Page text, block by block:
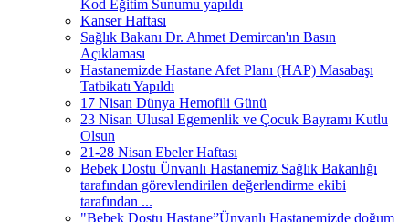
Kod Eğitim Sunumu yapıldı
Kanser Haftası
Sağlık Bakanı Dr. Ahmet Demircan'ın Basın
Açıklaması
Hastanemizde Hastane Afet Planı (HAP) Masabaşı
Tatbikatı Yapıldı
17 Nisan Dünya Hemofili Günü
23 Nisan Ulusal Egemenlik ve Çocuk Bayramı Kutlu
Olsun
21-28 Nisan Ebeler Haftası
Bebek Dostu Ünvanlı Hastanemiz Sağlık Bakanlığı
tarafından görevlendirilen değerlendirme ekibi
tarafından ...
"Bebek Dostu Hastane”Ünvanlı Hastanemizde doğum